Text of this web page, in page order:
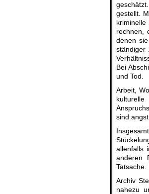
gestellt.
rechnen,
denen
ständiger
Bei
und Tod.
Arbeit,
sind
allenfalls
anderen
Tatsache.
Archiv
nahezu